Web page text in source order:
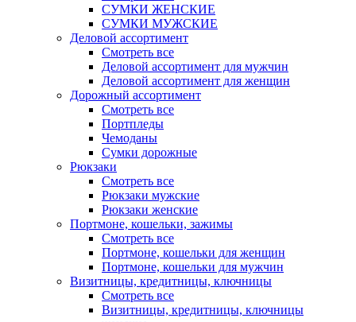
СУМКИ ЖЕНСКИЕ
СУМКИ МУЖСКИЕ
Деловой ассортимент
Смотреть все
Деловой ассортимент для мужчин
Деловой ассортимент для женщин
Дорожный ассортимент
Смотреть все
Портпледы
Чемоданы
Сумки дорожные
Рюкзаки
Смотреть все
Рюкзаки мужские
Рюкзаки женские
Портмоне, кошельки, зажимы
Смотреть все
Портмоне, кошельки для женщин
Портмоне, кошельки для мужчин
Визитницы, кредитницы, ключницы
Смотреть все
Визитницы, кредитницы, ключницы